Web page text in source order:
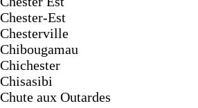
Chester-Est
Chesterville
Chibougamau
Chichester
Chisasibi
Chute aux Outardes